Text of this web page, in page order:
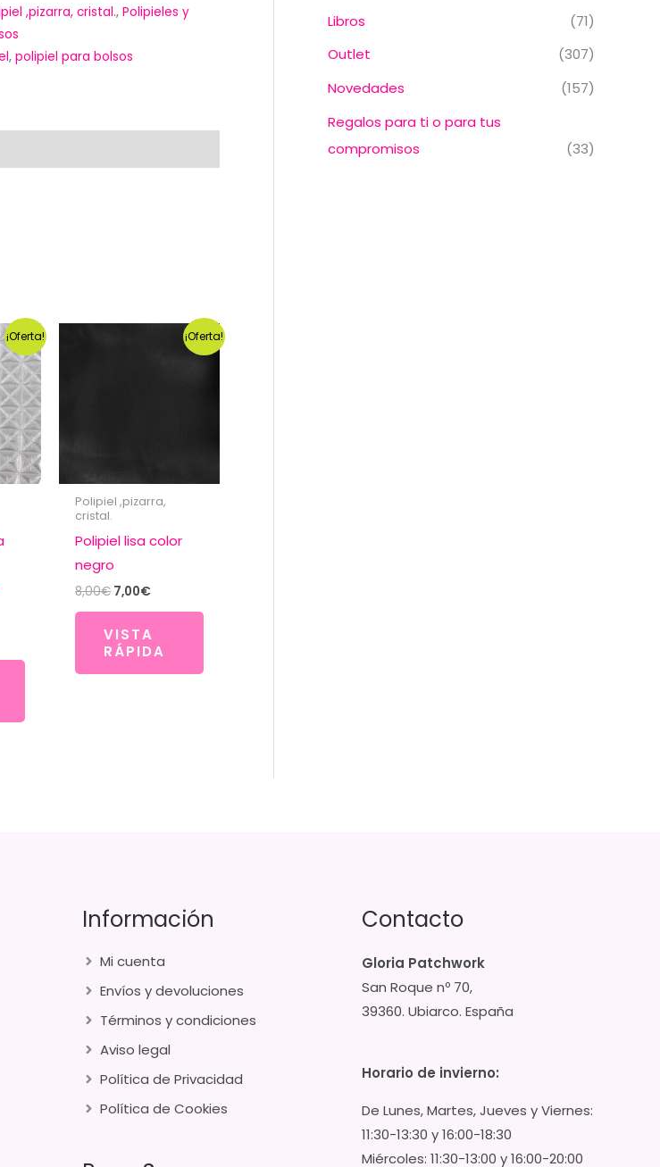
,pizarra, cristal., Polipieles y
, polipiel para bolsos
¡Oferta! ¡Oferta!
Polipiel ,pizarra,
cristal.
Polipiel lisa color
negro
8,00€ El
era:
8,00€.
7,00€
es:
7,00€.
VISTA
RÁPIDA
Libros
(71)
Outlet
(307)
Novedades
(157)
Regalos para ti o para tus
compromisos
(33)
Información
Mi cuenta
Envíos y devoluciones
Términos y condiciones
Aviso legal
Política de Privacidad
Política de Cookies
Contacto
Gloria Patchwork
San Roque nº 70,
39360. Ubiarco. España
Horario de invierno:
De Lunes, Martes, Jueves y Viernes:
11:30-13:30 y 16:00-18:30
Miércoles: 11:30-13:00 y 16:00-20:00